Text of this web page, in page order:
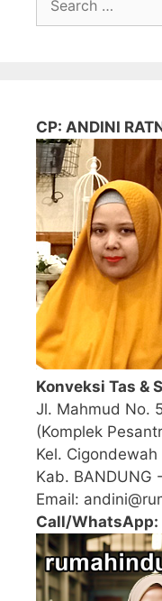
for:
CP: ANDINI
Konveksi Tas &
Jl. Mahmud No.
(Komplek
Kel.
Kab. BANDUNG
Email:
Call/